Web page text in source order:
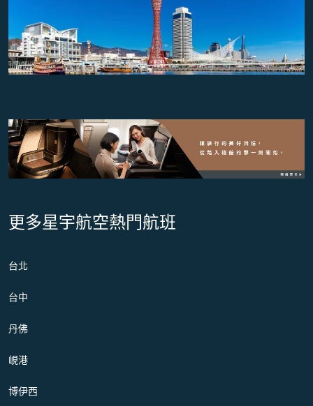
更多星宇航空熱門航班
台北
台中
丹佛
峴港
博伊西